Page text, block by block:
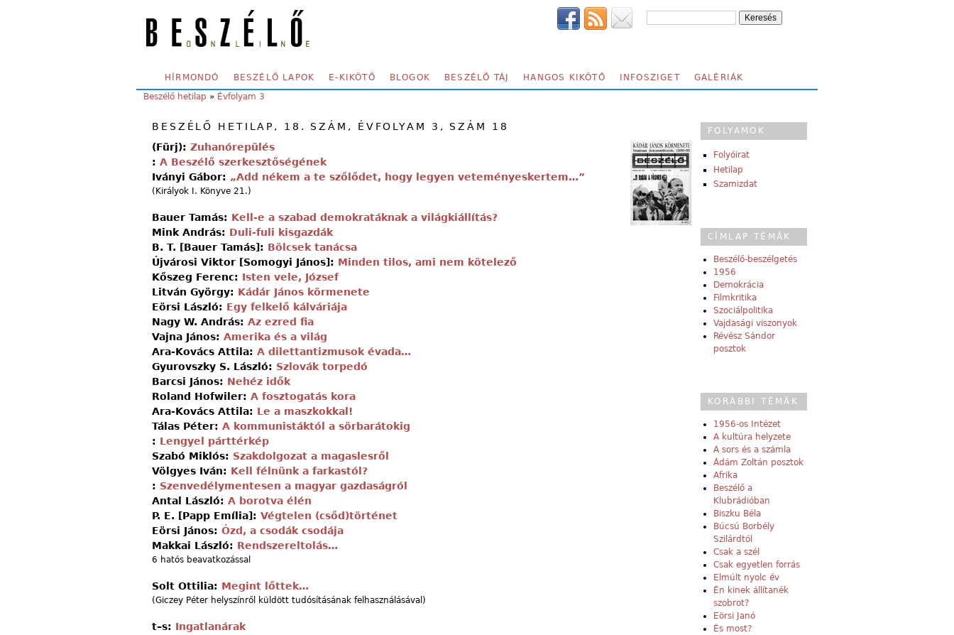
SECONDARY MENU
HÍRMONDÓ BESZÉLŐ LAPOK E-KIKÖTŐ BLOGOK BESZÉLŐ TÁJ HANGOS KIKÖTŐ INFOSZIGET GALÉRIÁK
YOU ARE HERE:
Beszélő hetilap » Évfolyam 3
BESZÉLŐ HETILAP, 18. SZÁM, ÉVFOLYAM 3, SZÁM 18
(Fürj): Zuhanórepülés
: A Beszélő szerkesztőségének
Iványi Gábor: „Add nékem a te szőlődet, hogy legyen veteményeskertem…”
(Királyok I. Könyve 21.)
Bauer Tamás: Kell-e a szabad demokratáknak a világkiállítás?
Mink András: Duli-fuli kisgazdák
B. T. [Bauer Tamás]: Bölcsek tanácsa
Újvárosi Viktor [Somogyi János]: Minden tilos, ami nem kötelező
Kőszeg Ferenc: Isten vele, József
Litván György: Kádár János körmenete
Eörsi László: Egy felkelő kálváriája
Nagy W. András: Az ezred fia
Vajna János: Amerika és a világ
Ara-Kovács Attila: A dilettantizmusok évada…
Gyurovszky S. László: Szlovák torpedó
Barcsi János: Nehéz idők
Roland Hofwiler: A fosztogatás kora
Ara-Kovács Attila: Le a maszkokkal!
Tálas Péter: A kommunistáktól a sörbarátokig
: Lengyel párttérkép
Szabó Miklós: Szakdolgozat a magaslesről
Völgyes Iván: Kell félnünk a farkastól?
: Szenvedélymentesen a magyar gazdaságról
Antal László: A borotva élén
P. E. [Papp Emília]: Végtelen (csőd)történet
Eörsi János: Ózd, a csodák csodája
Makkai László: Rendszereltolás…
6 hatós beavatkozással
Solt Ottilia: Megint lőttek…
(Giczey Péter helyszínről küldött tudósításának felhasználásával)
t–s: Ingatlanárak
FOLYAMOK
Folyóirat
Hetilap
Szamizdat
CÍMLAP TÉMÁK
Beszélő-beszélgetés
1956
Demokrácia
Filmkritika
Szociálpolitika
Vajdasági viszonyok
Révész Sándor
posztok
KORÁBBI TÉMÁK
1956-os Intézet
A kultúra helyzete
A sors és a számla
Ádám Zoltán posztok
Afrika
Beszélő a
Klubrádióban
Biszku Béla
Búcsú Borbély
Szilárdtól
Csak a szél
Csak egyetlen forrás
Elmúlt nyolc év
Én kinek állítanék
szobrot?
Eörsi Janó
És most?